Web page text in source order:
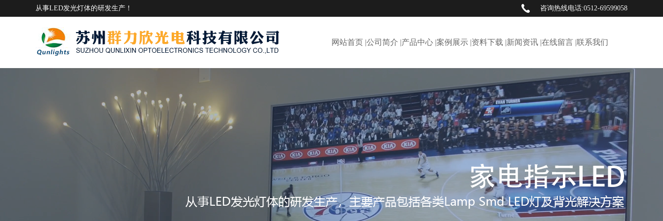
从事LED发光灯体的研发生产！ 咨询热线电话:0512-69599058
网站首页 |公司简介 |产品中心 |案例展示 |资料下载 |新闻资讯 |在线留言 |联系我们